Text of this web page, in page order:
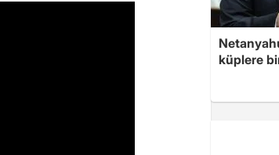
küplere